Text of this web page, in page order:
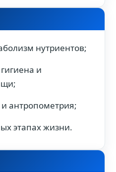
нутриентов;
и
антропометрия;
этапах жизни.